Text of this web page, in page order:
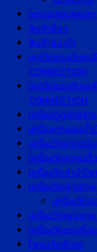
ชุดทดสอบคุณภา
สินค้าอื่นๆ
สินค้าแนะนำ
เกจวัดแรงดันเก
CONNECTION
เกจวัดแรงดันเก
CONNECTION
เครื่องดูดจ่ายสา
เครื่องทดสอบน้ำ
เครื่องวัดความขุ่น
เครื่องวัดความเร็
เครื่องวัดค่านำไ
เครื่องวัดคุณภา
เครื่องวัดอ
เครื่องวัดคุณภา
เครื่องวัดแรงดึง
โพรบวัดพีเอช